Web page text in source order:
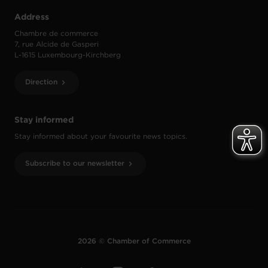
Stay informed
Stay informed about your favourite news topics.
Subscribe to our newsletter
Address
Chambre de commerce
7, rue Alcide de Gasperi
L-1615 Luxembourg-Kirchberg
Direction
2026 © Chamber of Commerce